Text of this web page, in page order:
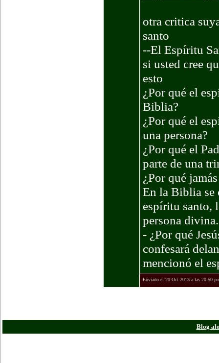
otra critica
santo
--El Espíritu
si usted cree
esto
¿Por qué el
Biblia?
¿Por qué el
una persona?
¿Por qué el
parte de una
¿Por qué
En la Biblia se
espíritu santo,
persona divina.
- ¿Por qué
confesará
mencionó el
Enviado el 20-Oct-2013 a las 20:50
Blog